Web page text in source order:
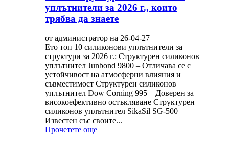
уплътнители за 2026 г., които
трябва да знаете
от администратор на 26-04-27
Ето топ 10 силиконови уплътнители за
структури за 2026 г.: Структурен силиконов
уплътнител Junbond 9800 – Отличава се с
устойчивост на атмосферни влияния и
съвместимост Структурен силиконов
уплътнител Dow Corning 995 – Доверен за
високоефективно остъкляване Структурен
силиконов уплътнител SikaSil SG-500 –
Известен със своите...
Прочетете още